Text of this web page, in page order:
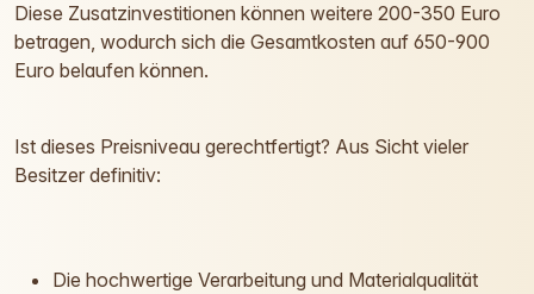
Diese Zusatzinvestitionen können weitere 200-350 Euro
betragen, wodurch sich die Gesamtkosten auf 650-900
Euro belaufen können.
Ist dieses Preisniveau gerechtfertigt? Aus Sicht vieler
Besitzer definitiv:
Die hochwertige Verarbeitung und Materialqualität